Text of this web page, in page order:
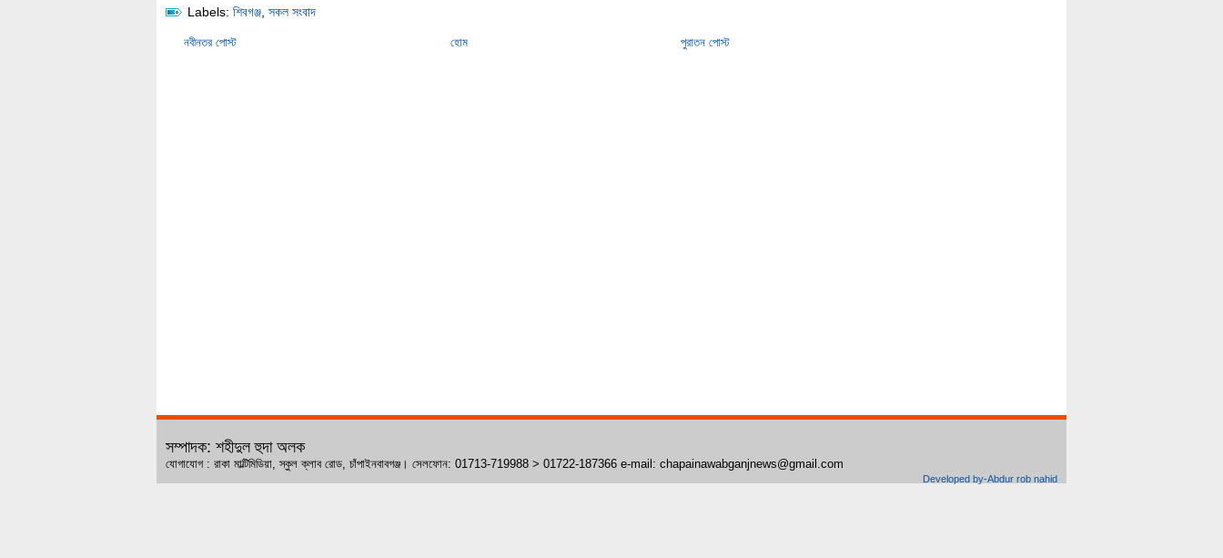
Labels: শিবগঞ্জ সকল সংবাদ
নবীনতর পোস্ট পুরাতন পোস্ট
হোম
সম্পাদক: শহীদুল হুদা অলক
যোগাযোগ : রাকা মাল্টিমিডিয়া, স্কুল ক্লাব রোড, চাঁপাইনবাবগঞ্জ। সেলফোন: 01713-719988 > 01722-187366 e-mail: chapainawabganjnews@gmail.com
Developed by-Abdur rob nahid